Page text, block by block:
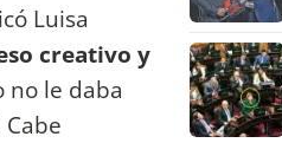
Luisa
creativo y
no le daba